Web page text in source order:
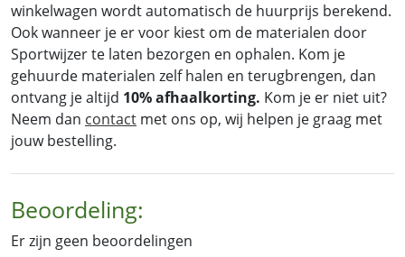
winkelwagen wordt automatisch de huurprijs berekend.
Ook wanneer je er voor kiest om de materialen door
Sportwijzer te laten bezorgen en ophalen. Kom je
gehuurde materialen zelf halen en terugbrengen, dan
ontvang je altijd 10% afhaalkorting. Kom je er niet uit?
Neem dan contact met ons op, wij helpen je graag met
jouw bestelling.
Beoordeling:
Er zijn geen beoordelingen